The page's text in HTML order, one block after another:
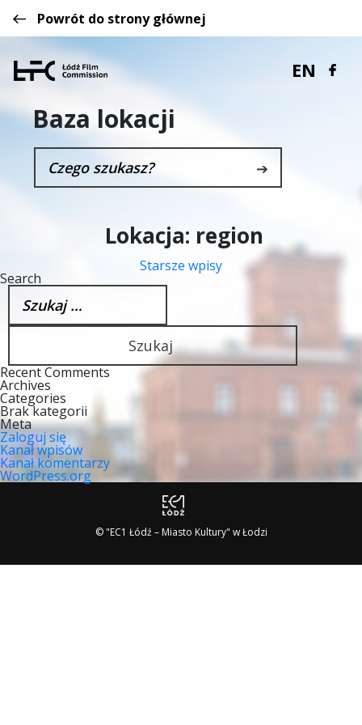
Powrót do strony głównej
EN
Baza lokacji
➔
Lokacja: region
Nawigacja
Starsze wpisy
Search
Szukaj:
Recent Comments
Archives
Categories
Brak kategorii
Meta
Zaloguj się
Kanał wpisów
Kanał komentarzy
WordPress.org
© "EC1 Łódź – Miasto Kultury" w Łodzi